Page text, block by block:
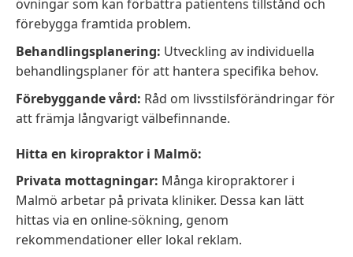
övningar som kan förbättra patientens tillstånd och
förebygga framtida problem.
Behandlingsplanering: Utveckling av individuella
behandlingsplaner för att hantera specifika behov.
Förebyggande vård: Råd om livsstilsförändringar för
att främja långvarigt välbefinnande.
Hitta en kiropraktor i Malmö:
Privata mottagningar: Många kiropraktorer i
Malmö arbetar på privata kliniker. Dessa kan lätt
hittas via en online-sökning, genom
rekommendationer eller lokal reklam.